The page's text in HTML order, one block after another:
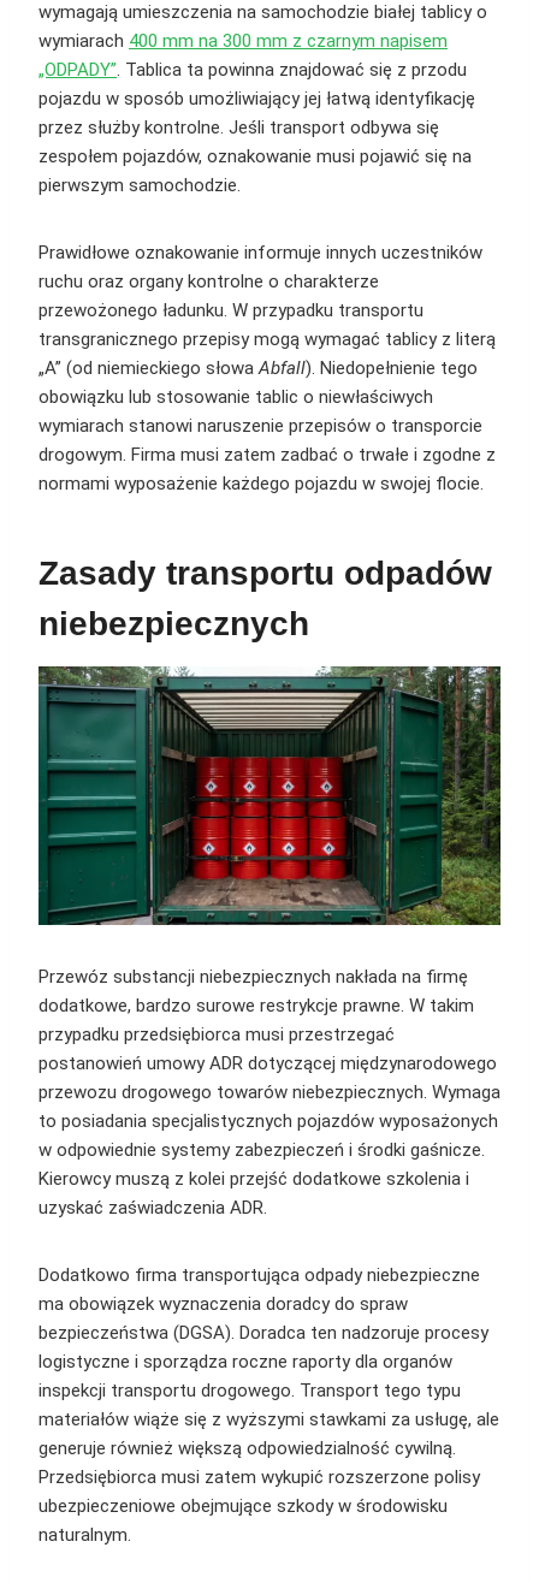
wymagają umieszczenia na samochodzie białej tablicy o
wymiarach 400 mm na 300 mm z czarnym napisem
„ODPADY”. Tablica ta powinna znajdować się z przodu
pojazdu w sposób umożliwiający jej łatwą identyfikację
przez służby kontrolne. Jeśli transport odbywa się
zespołem pojazdów, oznakowanie musi pojawić się na
pierwszym samochodzie.
Prawidłowe oznakowanie informuje innych uczestników
ruchu oraz organy kontrolne o charakterze
przewożonego ładunku. W przypadku transportu
transgranicznego przepisy mogą wymagać tablicy z literą
„A” (od niemieckiego słowaAbfall). Niedopełnienie tego
obowiązku lub stosowanie tablic o niewłaściwych
wymiarach stanowi naruszenie przepisów o transporcie
drogowym. Firma musi zatem zadbać o trwałe i zgodne z
normami wyposażenie każdego pojazdu w swojej flocie.
Zasady transportu odpadów
niebezpiecznych
Przewóz substancji niebezpiecznych nakłada na firmę
dodatkowe, bardzo surowe restrykcje prawne. W takim
przypadku przedsiębiorca musi przestrzegać
postanowień umowy ADR dotyczącej międzynarodowego
przewozu drogowego towarów niebezpiecznych. Wymaga
to posiadania specjalistycznych pojazdów wyposażonych
w odpowiednie systemy zabezpieczeń i środki gaśnicze.
Kierowcy muszą z kolei przejść dodatkowe szkolenia i
uzyskać zaświadczenia ADR.
Dodatkowo firma transportująca odpady niebezpieczne
ma obowiązek wyznaczenia doradcy do spraw
bezpieczeństwa (DGSA). Doradca ten nadzoruje procesy
logistyczne i sporządza roczne raporty dla organów
inspekcji transportu drogowego. Transport tego typu
materiałów wiąże się z wyższymi stawkami za usługę, ale
generuje również większą odpowiedzialność cywilną.
Przedsiębiorca musi zatem wykupić rozszerzone polisy
ubezpieczeniowe obejmujące szkody w środowisku
naturalnym.